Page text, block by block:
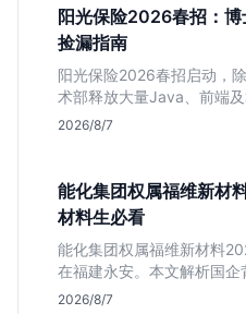
阳光保险2026春招：
捡漏指南
阳光保险2026春招启动，
术部释放大量Java、前端
校招门槛，分析技术岗需求
2026/8/7
能化集团权属福维新材
材料生必看
能化集团权属福维新材料
在福建永安。本文解析国企
匹配度及工作地点限制，助
2026/8/7